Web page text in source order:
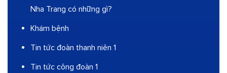
Nha Trang có những gì?
Khám bệnh
Tin tức đoàn thanh niên 1
Tin tức công đoàn 1